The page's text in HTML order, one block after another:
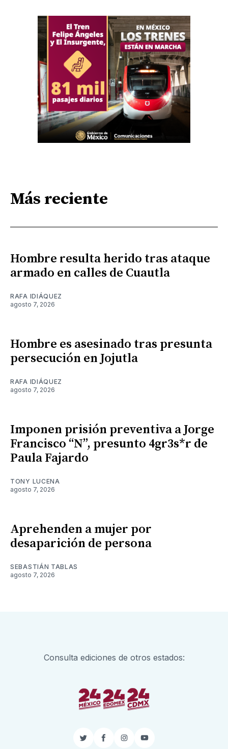
Más reciente
Hombre resulta herido tras ataque
armado en calles de Cuautla
RAFA IDIÁQUEZ
agosto 7, 2026
Hombre es asesinado tras presunta
persecución en Jojutla
RAFA IDIÁQUEZ
agosto 7, 2026
Imponen prisión preventiva a Jorge
Francisco “N”, presunto 4gr3s*r de
Paula Fajardo
TONY LUCENA
agosto 7, 2026
Aprehenden a mujer por
desaparición de persona
SEBASTIÁN TABLAS
agosto 7, 2026
Consulta ediciones de otros estados:
TwitterFacebook
InstagramYouTube